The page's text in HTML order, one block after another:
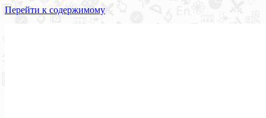
Перейти к содержимому